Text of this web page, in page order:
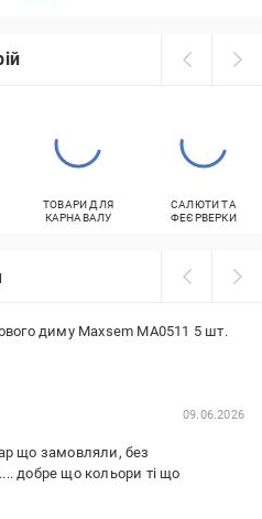
ТОВАРИ ДЛЯ
КАРНАВАЛУ
САЛЮТИ ТА
ФЕЄРВЕРКИ
диму Maxsem MA0511 5 шт.
09.06.2026
що замовляли, без
добре що кольори ті що